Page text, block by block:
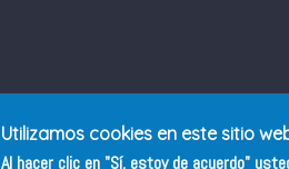
Utilizamos cookies en este sitio
Al hacer clic en "Sí, estoy de acuerdo"